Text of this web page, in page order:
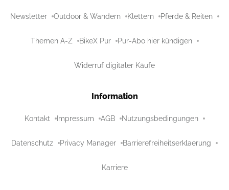
Newsletter Outdoor & Wandern Klettern Pferde & Reiten
Themen A-Z BikeX Pur Pur-Abo hier kündigen
Widerruf digitaler Käufe
Information
Kontakt Impressum AGB Nutzungsbedingungen
Datenschutz Privacy Manager Barrierefreiheitserklaerung
Karriere